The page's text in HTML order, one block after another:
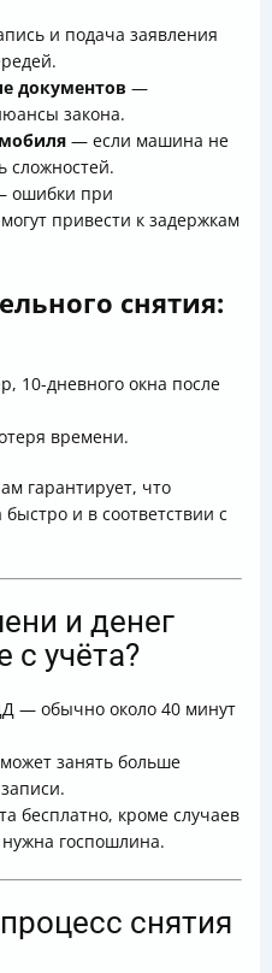
и подача заявления
документов —
закона.
— если машина не
сложностей.
ошибки при
привести к задержкам
снятия:
10-дневного окна после
времени.
гарантирует, что
и в соответствии с
и денег
с учёта?
— обычно около 40 минут
занять больше
бесплатно, кроме случаев
нужна госпошлина.
снятия